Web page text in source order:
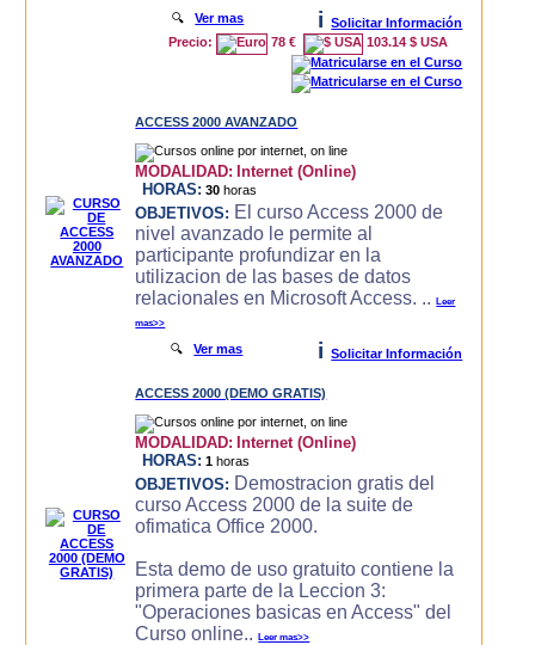
🔍Ver mas i
Solicitar Información
Precio:
78 € 103.14 $ USA
ACCESS 2000 AVANZADO
MODALIDAD: Internet (Online)
HORAS: 30 horas
OBJETIVOS: El curso Access 2000 de
nivel avanzado le permite al
participante profundizar en la
utilizacion de las bases de datos
relacionales en Microsoft Access. ..Leer
mas>>
🔍Ver mas i Solicitar Información
ACCESS 2000 (DEMO GRATIS)
MODALIDAD: Internet (Online)
HORAS: 1 horas
OBJETIVOS: Demostracion gratis del
curso Access 2000 de la suite de
ofimatica Office 2000.
Esta demo de uso gratuito contiene la
primera parte de la Leccion 3:
"Operaciones basicas en Access" del
Curso online..Leer mas>>